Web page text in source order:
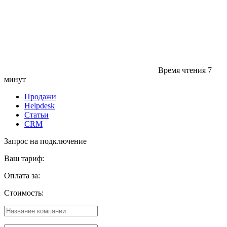
Время чтения 7
минут
Продажи
Helpdesk
Статьи
CRM
Запрос на подключение
Ваш тариф:
Оплата за:
Стоимость: